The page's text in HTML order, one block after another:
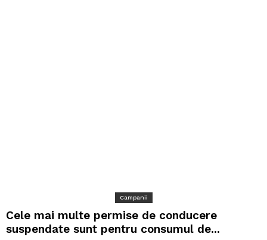
Campanii
Cele mai multe permise de conducere
suspendate sunt pentru consumul de...